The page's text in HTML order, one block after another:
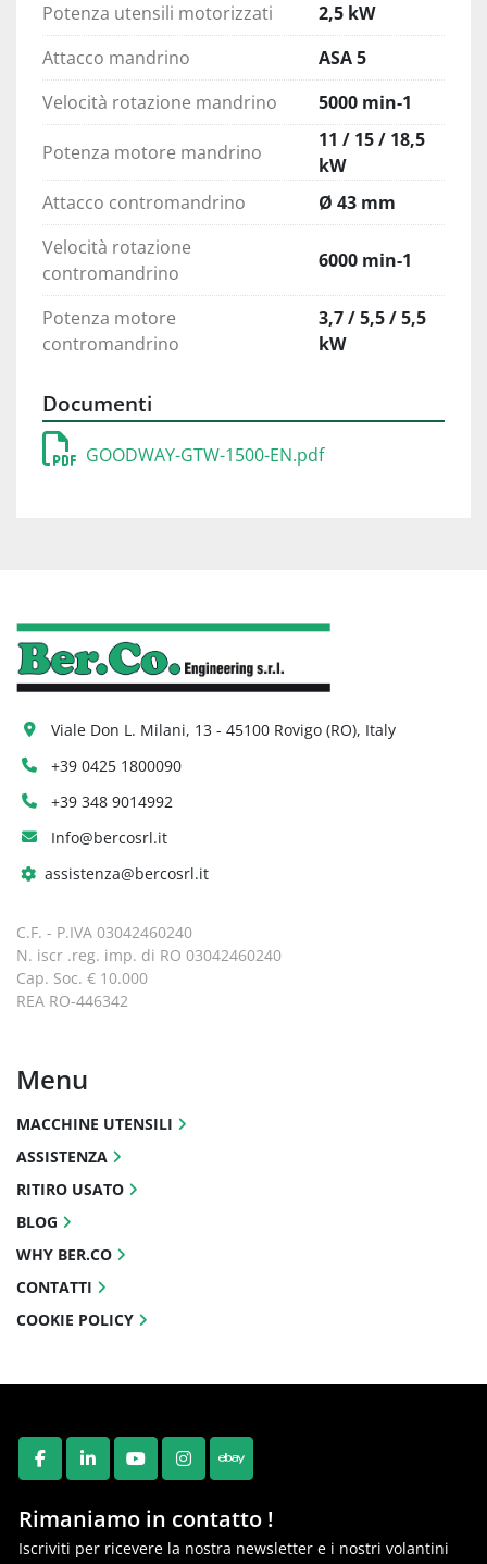
Potenza utensili motorizzati
2,5 kW
Attacco mandrino
ASA 5
Velocità rotazione mandrino
5000 min-1
Potenza motore mandrino
11 / 15 / 18,5
kW
Attacco contromandrino
Ø 43 mm
Velocità rotazione
contromandrino
6000 min-1
Potenza motore
contromandrino
3,7 / 5,5 / 5,5
kW
Documenti
GOODWAY-GTW-1500-EN.pdf
FACEBOOK
LINKEDINYOUTUBEINSTAGRAM
EBAY
Rimaniamo in contatto !
Iscriviti per ricevere la nostra newsletter e i nostri volantini
Viale Don L. Milani, 13 - 45100 Rovigo (RO), Italy
+39 0425 1800090
+39 348 9014992
Info@bercosrl.it
assistenza@bercosrl.it
C.F. - P.IVA 03042460240
N. iscr .reg. imp. di RO 03042460240
Cap. Soc. € 10.000
REA RO-446342
Menu
MACCHINE UTENSILI
ASSISTENZA
RITIRO USATO
BLOG
WHY BER.CO
CONTATTI
COOKIE POLICY